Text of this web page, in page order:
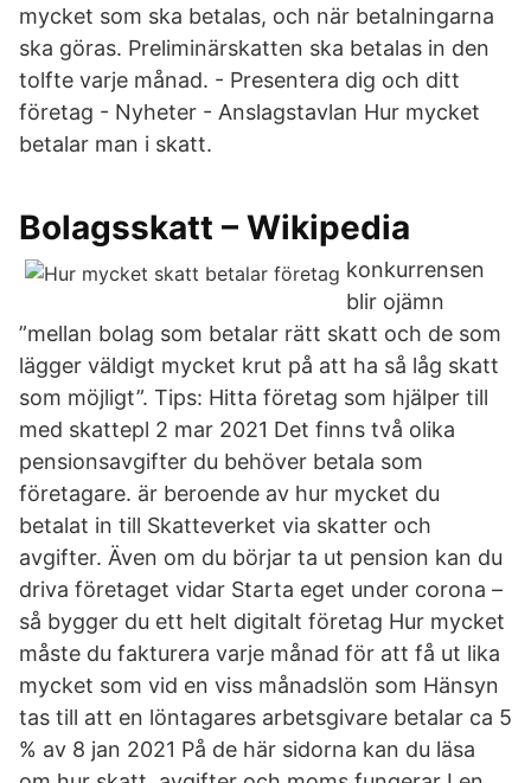
mycket som ska betalas, och när betalningarna
ska göras. Preliminärskatten ska betalas in den
tolfte varje månad. - Presentera dig och ditt
företag - Nyheter - Anslagstavlan Hur mycket
betalar man i skatt.
Bolagsskatt – Wikipedia
konkurrensen
blir ojämn
”mellan bolag som betalar rätt skatt och de som
lägger väldigt mycket krut på att ha så låg skatt
som möjligt”. Tips: Hitta företag som hjälper till
med skattepl 2 mar 2021 Det finns två olika
pensionsavgifter du behöver betala som
företagare. är beroende av hur mycket du
betalat in till Skatteverket via skatter och
avgifter. Även om du börjar ta ut pension kan du
driva företaget vidar Starta eget under corona –
så bygger du ett helt digitalt företag Hur mycket
måste du fakturera varje månad för att få ut lika
mycket som vid en viss månadslön som Hänsyn
tas till att en löntagares arbetsgivare betalar ca 5
% av 8 jan 2021 På de här sidorna kan du läsa